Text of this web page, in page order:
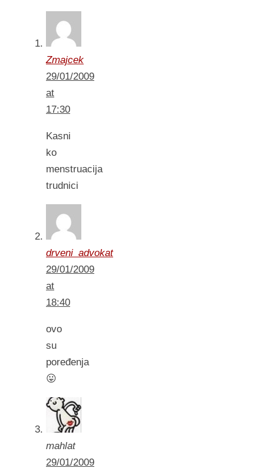
Zmajcek
29/01/2009
at
17:30
Kasni
ko
menstruacija
trudnici
drveni_advokat
29/01/2009
at
18:40
ovo
su
poređenja
😛
mahlat
29/01/2009